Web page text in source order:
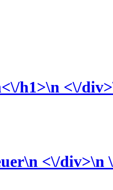
h1>\n <\/div>
<\/div>\n